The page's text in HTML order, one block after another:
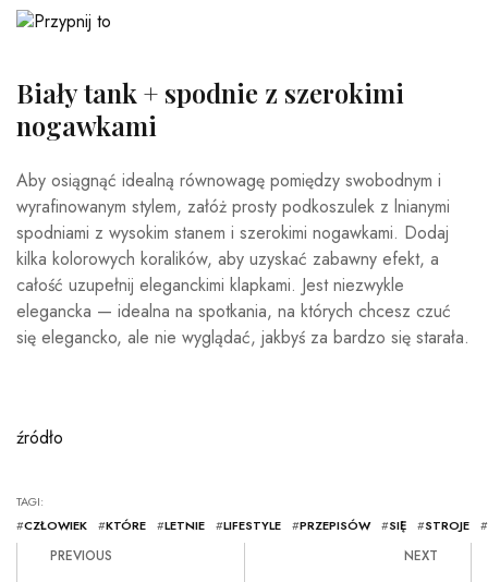
Biały tank + spodnie z szerokimi
nogawkami
Aby osiągnąć idealną równowagę pomiędzy swobodnym i
wyrafinowanym stylem, załóż prosty podkoszulek z lnianymi
spodniami z wysokim stanem i szerokimi nogawkami. Dodaj
kilka kolorowych koralików, aby uzyskać zabawny efekt, a
całość uzupełnij eleganckimi klapkami. Jest niezwykle
elegancka — idealna na spotkania, na których chcesz czuć
się elegancko, ale nie wyglądać, jakbyś za bardzo się starała.
źródło
TAGI:
#CZŁOWIEK #KTÓRE #LETNIE #LIFESTYLE #PRZEPISÓW #SIĘ #STROJE #
PREVIOUS NEXT